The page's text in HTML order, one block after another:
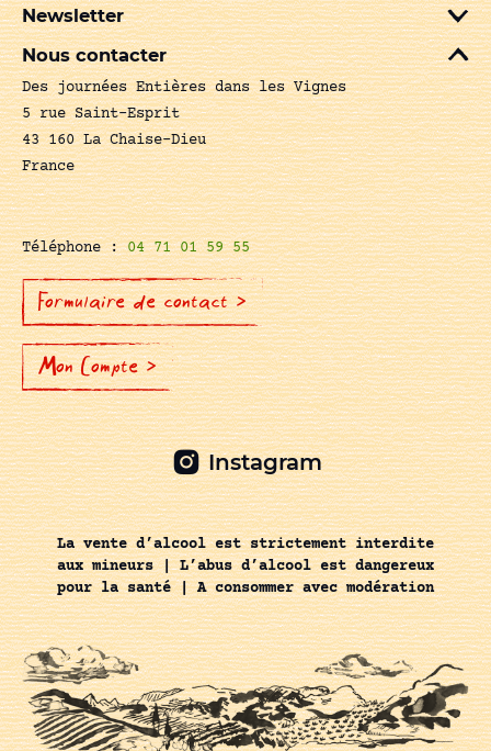
Newsletter
Nous contacter
Des journées Entières dans les Vignes
5 rue Saint-Esprit
43 160 La Chaise-Dieu
France
Téléphone :04 71 01 59 55
Formulaire de contact >
Mon Compte >
Instagram
La vente d’alcool est strictement interdite
aux mineurs | L’abus d’alcool est dangereux
pour la santé | A consommer avec modération